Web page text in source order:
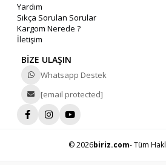
Yardım
Sıkça Sorulan Sorular
Kargom Nerede ?
İletişim
BİZE ULAŞIN
Whatsapp Destek
[email protected]
© 2026biriz.com- Tüm